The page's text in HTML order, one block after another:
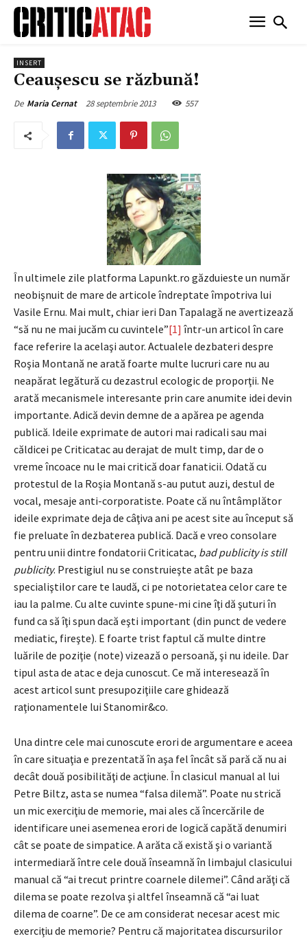
INSERT
Ceauşescu se răzbună!
De Maria Cernat 28 septembrie 2013 557
În ultimele zile platforma Lapunkt.ro găzduieste un număr
neobişnuit de mare de articole îndreptate împotriva lui
Vasile Ernu. Mai mult, chiar ieri Dan Tapalagă ne avertizează
“să nu ne mai jucăm cu cuvintele”[1] într-un articol în care
face referire la acelaşi autor. Actualele dezbateri despre
Roşia Montană ne arată foarte multe lucruri care nu au
neapărat legătură cu dezastrul ecologic de proporţii. Ne
arată mecanismele interesante prin care anumite idei devin
importante. Adică devin demne de a apărea pe agenda
publică. Ideile exprimate de autori mai radicali sau mai
căldicei pe Criticatac au derajat de mult timp, dar de o
vreme încoace nu le mai critică doar fanaticii. Odată cu
protestul de la Roşia Montană s-au putut auzi, destul de
vocal, mesaje anti-corporatiste. Poate că nu întâmplător
ideile exprimate deja de câţiva ani pe acest site au început să
fie preluate în dezbaterea publică. Dacă e vreo consolare
pentru unii dintre fondatorii Criticatac, bad publicity is still
publicity. Prestigiul nu se construieşte atât pe baza
specialiştilor care te laudă, ci pe notorietatea celor care te
iau la palme. Cu alte cuvinte spune-mi cine îţi dă şuturi în
fund ca să îţi spun dacă eşti important (din punct de vedere
mediatic, fireşte). E foarte trist faptul că multe dintre
luările de poziţie (note) vizează o persoană, şi nu ideile. Dar
tipul asta de atac e deja cunoscut. Ce mă interesează în
acest articol sunt presupoziţiile care ghidează
raţionamentele lui Stanomir&co.
Una dintre cele mai cunoscute erori de argumentare e aceea
în care situaţia e prezentată în aşa fel încât să pară că nu ai
decât două posibilităţi de acţiune. În clasicul manual al lui
Petre Biltz, asta se numea “falsa dilemă”. Poate nu strică
un mic exerciţiu de memorie, mai ales că încercările de
identificare unei asemenea erori de logică capătă denumiri
cât se poate de simpatice. A arăta că există şi o variantă
intermediară între cele două înseamnă în limbajul clasicului
manual că “ai trecut printre coarnele dilemei”. Când arăţi că
dilema se poate rezolva şi altfel înseamnă că “ai luat
dilema de coarne”. De ce am considerat necesar acest mic
exerciţiu de memorie? Pentru că majoritatea discursurilor